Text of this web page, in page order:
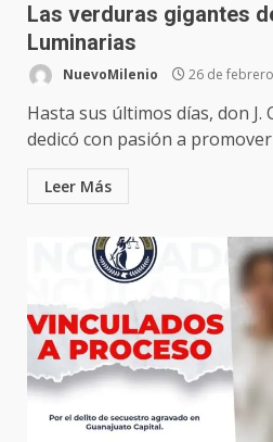
Las verduras gigantes
Luminarias
NuevoMilenio 26 de
Hasta sus últimos días, don J.
dedicó con pasión a
Leer Más